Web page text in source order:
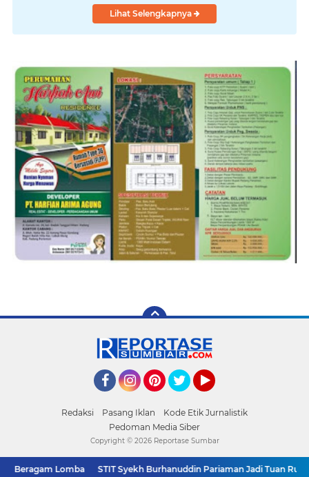
Lihat Selengkapnya
Redaksi Pasang Iklan
Kode Etik Jurnalistik
Pedoman Media Siber
Beragam Lomba STIT Syekh Burhanuddin Pariaman Jadi Tuan
Copyright © 2026 Reportase Sumbar